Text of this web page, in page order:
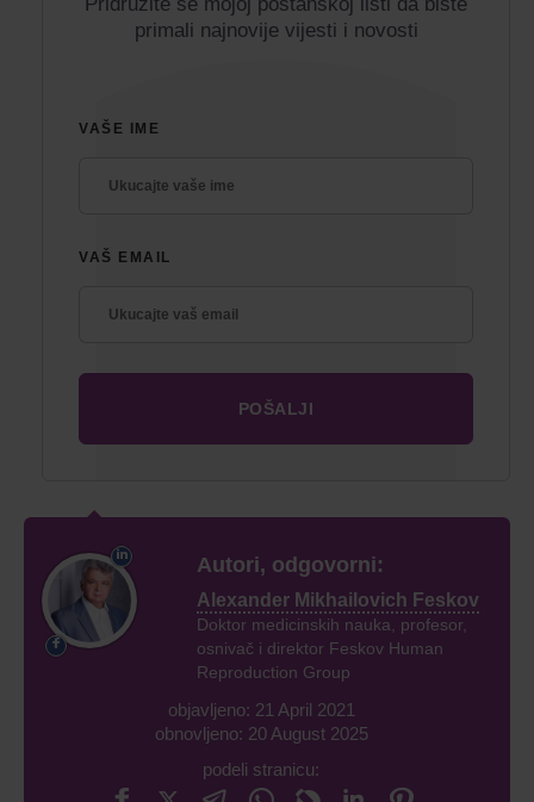
primali najnovije vijesti i novosti
VAŠE IME
VAŠ EMAIL
Autori, odgovorni:
Alexander Mikhailovich Feskov
Doktor medicinskih nauka, profesor,
osnivač i direktor Feskov Human
Reproduction Group
objavljeno: 21 April 2021
obnovljeno: 20 August 2025
podeli stranicu: